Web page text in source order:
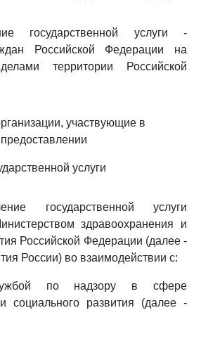
государственной услуги -
Российской Федерации на
территории Российской
участвующие в
предоставлении
услуги
государственной услуги
здравоохранения и
Российской Федерации (далее -
России) во взаимодействии с:
по надзору в сфере
социального развития (далее -